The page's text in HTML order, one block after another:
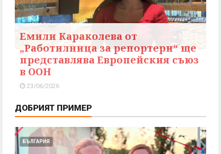
Емили Караколева от
„Работилница за репортери“ ще
представлява Европейския съюз
в ООН
23/06/2026
ДОБРИЯТ ПРИМЕР
БЪЛГАРИЯ